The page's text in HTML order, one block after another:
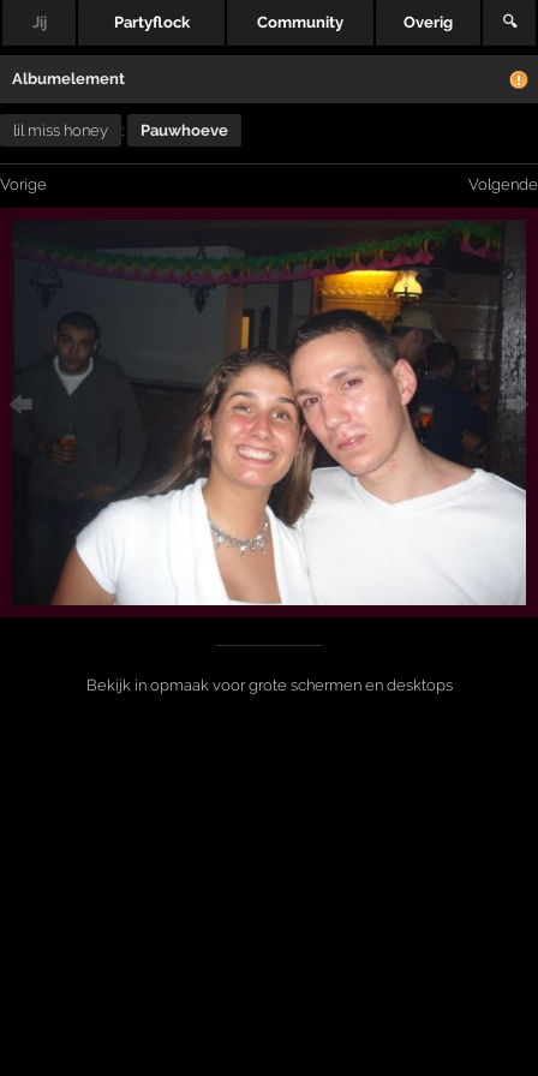
Jij Partyflock Community Overig 🔍
Albumelement
lil miss honey : Pauwhoeve
Vorige Volgende
Bekijk in opmaak voor grote schermen en desktops